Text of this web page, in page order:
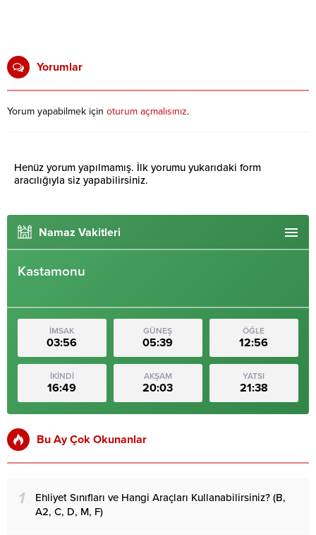
Yorumlar
Yorum yapabilmek için oturum açmalısınız.
Henüz yorum yapılmamış. İlk yorumu yukarıdaki form
aracılığıyla siz yapabilirsiniz.
Namaz Vakitleri
Kastamonu
İMSAK
03:56
GÜNEŞ
05:39
ÖĞLE
12:56
İKİNDİ
16:49
AKŞAM
20:03
YATSI
21:38
Bu Ay Çok Okunanlar
1
Ehliyet Sınıfları ve Hangi Araçları Kullanabilirsiniz? (B,
A2, C, D, M, F)